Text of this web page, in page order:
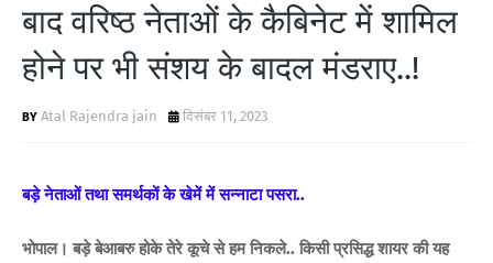
बाद वरिष्ठ नेताओं के कैबिनेट में शामिल
होने पर भी संशय के बादल मंडराए..!
Atal Rajendra jain दिसंबर 11, 2023
बड़े नेताओं तथा समर्थकों के खेमें में सन्नाटा पसरा..
भोपाल। बड़े बेआबरु होके तेरे कूचे से हम निकले.. किसी प्रसिद्ध शायर की यह